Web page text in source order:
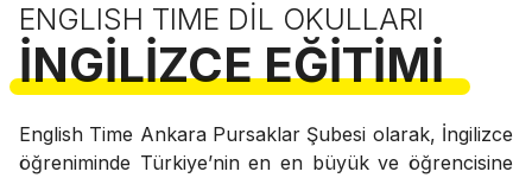
ENGLISH TIME DIL OKULLARI
İNGILIZCE EĞITIMI
English Time Ankara Pursaklar Şubesi olarak, İngilizce
öğreniminde Türkiye’nin en en büyük ve öğrencisine